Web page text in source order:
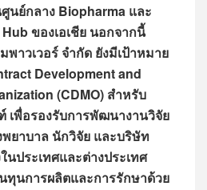
นย์กลาง Biopharma และ
ของเอเชีย นอกจากนี้
พาวเวอร์ จำกัด ยังมีเป้าหมาย
Development and
(CDMO) สำหรับ
พื่อรองรับการพัฒนางานวิจัย
ยาบาล นักวิจัย และบริษัท
ประเทศและต่างประเทศ
ทุนการผลิตและการรักษาด้วย